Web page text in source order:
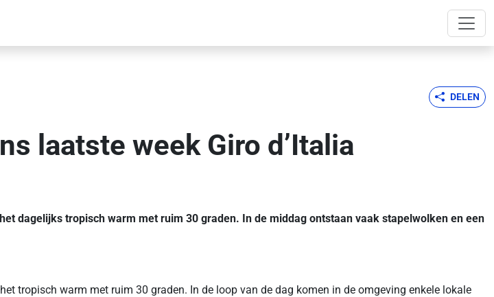
DELEN
laatste week Giro d’Italia
dagelijks tropisch warm met ruim 30 graden. In de middag ontstaan vaak stapelwolken en een
tropisch warm met ruim 30 graden. In de loop van de dag komen in de omgeving enkele lokale